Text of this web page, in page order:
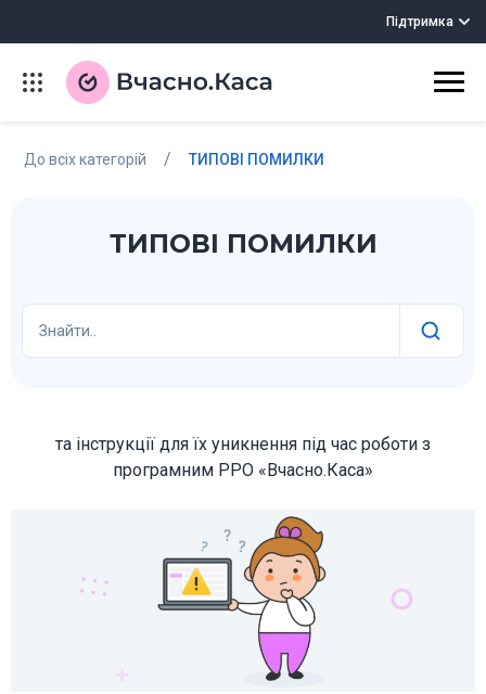
Підтримка
До всіх категорій / ТИПОВІ ПОМИЛКИ
ТИПОВІ ПОМИЛКИ
Знайти..
та інструкції для їх уникнення під час роботи з
програмним РРО «Вчасно.Каса»